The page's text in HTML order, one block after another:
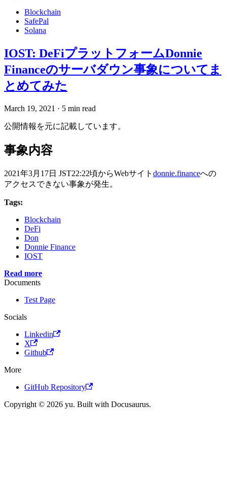
Blockchain
SafePal
Solana
IOST: DeFiプラットフォームDonnie
Financeのサーバダウン事象についてま
とめてみた
March 19, 2021 · 5 min read
公開情報を元に記載しています。
事象内容
2021年3月17日 JST22:22頃からWebサイト donnie.financeへの
アクセスできない事象が発生。
Tags:
Blockchain
DeFi
Don
Donnie Finance
IOST
Read more
Documents
Test Page
Socials
Linkedin
X
Github
More
GitHub Repository
Copyright © 2026 yu. Built with Docusaurus.